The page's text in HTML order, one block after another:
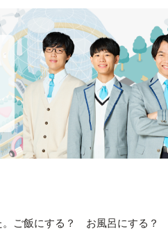
。ご飯にする？ お風呂にする